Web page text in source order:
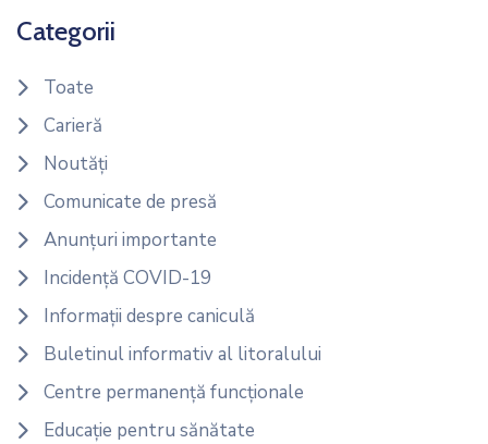
Categorii
Toate
Carieră
Noutăți
Comunicate de presă
Anunțuri importante
Incidență COVID-19
Informații despre caniculă
Buletinul informativ al litoralului
Centre permanență funcționale
Educație pentru sănătate